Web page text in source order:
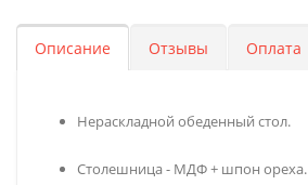
Описание Отзывы Оплата
Нераскладной обеденный стол.
Столешница - МДФ + шпон ореха.